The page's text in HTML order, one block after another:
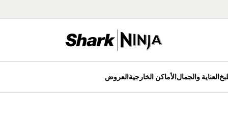
العناية والجمالالأماكن الخارجيةالعروض